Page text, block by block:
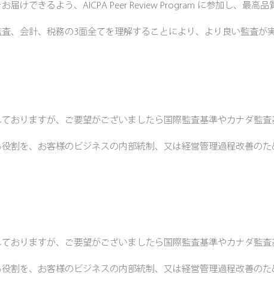
届けできるよう、AICPA Peer Review Program に参加し、最高品
査、会計、税務の3面全てを理解することにより、より良い監査が
おりますが、ご要望がございましたら国際監査基準やカナダ監査
割を、お客様のビジネスの内部統制、又は経営管理過程改善の
おりますが、ご要望がございましたら国際監査基準やカナダ監査
割を、お客様のビジネスの内部統制、又は経営管理過程改善の